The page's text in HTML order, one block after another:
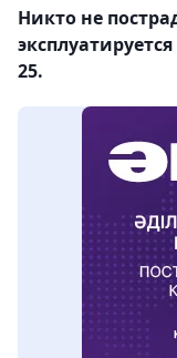
Никто не
25.